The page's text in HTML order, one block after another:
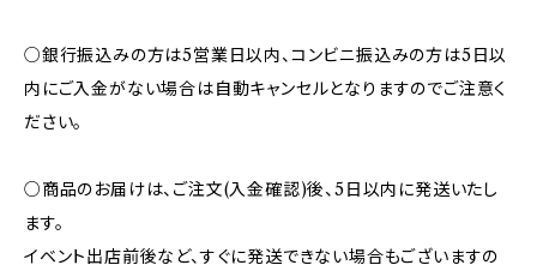
○銀行振込みの方は5営業日以内、コンビニ振込みの方は5日以
内にご入金がない場合は自動キャンセルとなりますのでご注意く
ださい。
○商品のお届けは、ご注文(入金確認)後、5日以内に発送いたし
ます。
イベント出店前後など、すぐに発送できない場合もございますの